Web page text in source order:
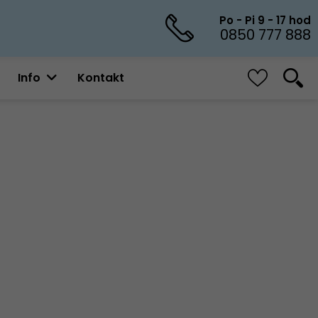
Po - Pi 9 - 17 hod
0850 777 888
Info Kontakt